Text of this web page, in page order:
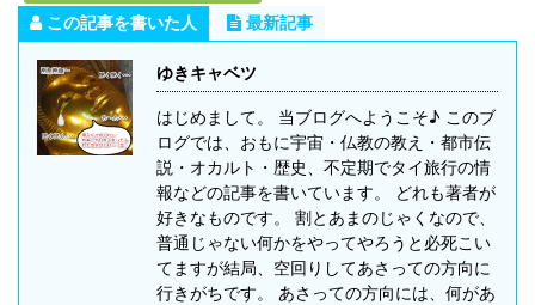
この記事を書いた人 最新記事
ゆきキャベツ
はじめまして。 当ブログへようこそ♪ このブ
ログでは、おもに宇宙・仏教の教え・都市伝
説・オカルト・歴史、不定期でタイ旅行の情
報などの記事を書いています。 どれも著者が
好きなものです。 割とあまのじゃくなので、
普通じゃない何かをやってやろうと必死こい
てますが結局、空回りしてあさっての方向に
行きがちです。 あさっての方向には、何があ